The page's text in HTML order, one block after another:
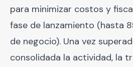
para minimizar costos y
fase de lanzamiento (hasta
de negocio). Una vez
consolidada la actividad, la